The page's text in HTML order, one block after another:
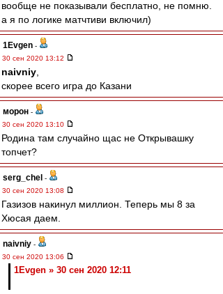
вообще не показывали бесплатно, не помню.
а я по логике матчтиви включил)
1Evgen -
30 сен 2020 13:12
naivniy
скорее всего игра до Казани
морон -
30 сен 2020 13:10
Родина там случайно щас не Открывашку
топчет?
serg_chel -
30 сен 2020 13:08
Газизов накинул миллион. Теперь мы 8 за
Хюсая даем.
naivniy -
30 сен 2020 13:06
1Evgen » 30 сен 2020 12:11